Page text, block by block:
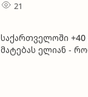
21
საქართველოში
მატებას ელიან -